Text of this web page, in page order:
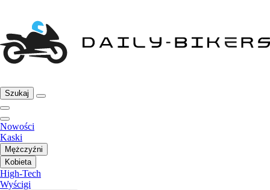
Szukaj
Nowości
Kaski
Mężczyźni
Kobieta
High-Tech
Wyścigi